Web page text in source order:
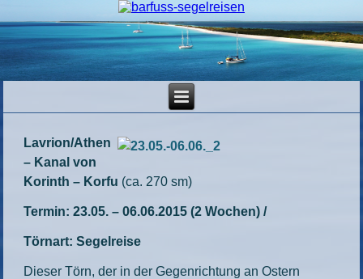
Lavrion/Athen
– Kanal von
Korinth – Korfu (ca. 270 sm)
Termin: 23.05. – 06.06.2015 (2 Wochen) /
Törnart: Segelreise
Dieser Törn, der in der Gegenrichtung an Ostern